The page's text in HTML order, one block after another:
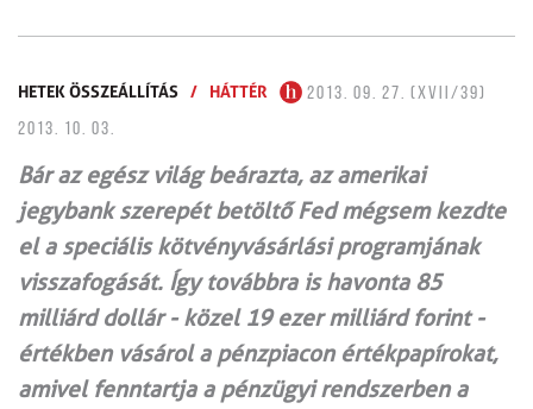
HETEK ÖSSZEÁLLÍTÁS / HÁTTÉR
2013. 09. 27. (XVII/39)
2013. 10. 03.
Bár az egész világ beárazta, az amerikai
jegybank szerepét betöltő Fed mégsem kezdte
el a speciális kötvényvásárlási programjának
visszafogását. Így továbbra is havonta 85
milliárd dollár - közel 19 ezer milliárd forint -
értékben vásárol a pénzpiacon értékpapírokat,
amivel fenntartja a pénzügyi rendszerben a